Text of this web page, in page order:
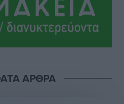
από το Πανελλήνιο
ΑΡΘΡΑ